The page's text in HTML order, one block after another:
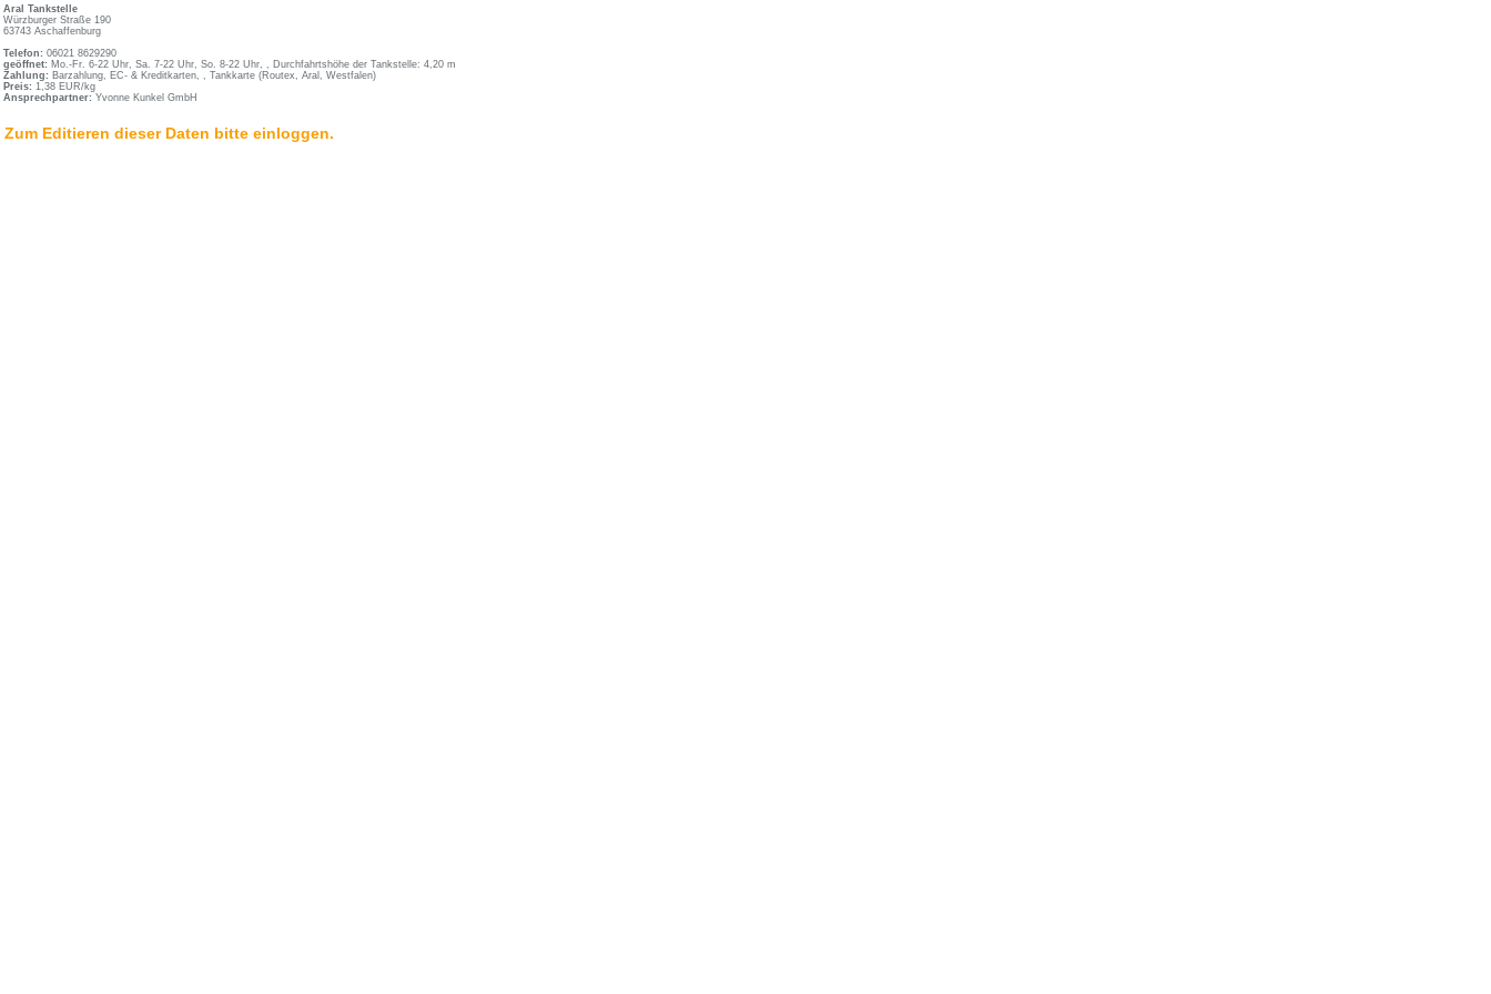
Aral Tankstelle
Würzburger Straße 190
63743 Aschaffenburg
Telefon: 06021 8629290
geöffnet: Mo.-Fr. 6-22 Uhr, Sa. 7-22 Uhr, So. 8-22 Uhr, , Durchfahrtshöhe der Tankstelle: 4,20 m
Zahlung: Barzahlung, EC- & Kreditkarten, , Tankkarte (Routex, Aral, Westfalen)
Preis: 1,38 EUR/kg
Ansprechpartner: Yvonne Kunkel GmbH
Zum Editieren dieser Daten bitte einloggen.